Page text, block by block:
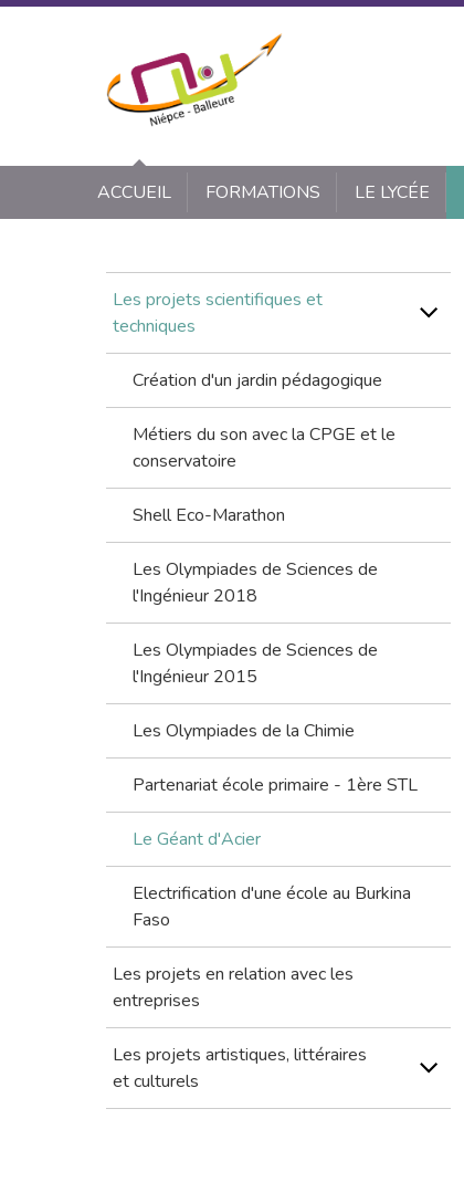
ACCUEIL FORMATIONS LE LYCÉE
Les projets scientifiques et
techniques
Création d'un jardin pédagogique
Métiers du son avec la CPGE et le
conservatoire
Shell Eco-Marathon
Les Olympiades de Sciences de
l'Ingénieur 2018
Les Olympiades de Sciences de
l'Ingénieur 2015
Les Olympiades de la Chimie
Partenariat école primaire - 1ère STL
Le Géant d'Acier
Electrification d'une école au Burkina
Faso
Les projets en relation avec les
entreprises
Les projets artistiques, littéraires
et culturels
Panneau de gestion des cookies